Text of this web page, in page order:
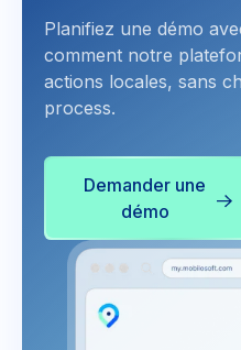
Planifiez une démo
comment notre
actions locales, sans
process.
Demander une
démo